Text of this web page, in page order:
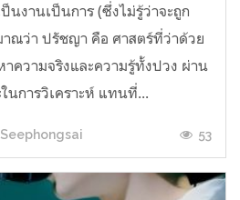
งานเป็นการ (ซึ่งไม่รู้ว่าจะถูก
ณว่า ปรัชญา คือ ศาสตร์ที่ว่าด้วย
าความจริงและความรู้ทั้งปวง ผ่าน
นการวิเคราะห์ แทนที่...
53